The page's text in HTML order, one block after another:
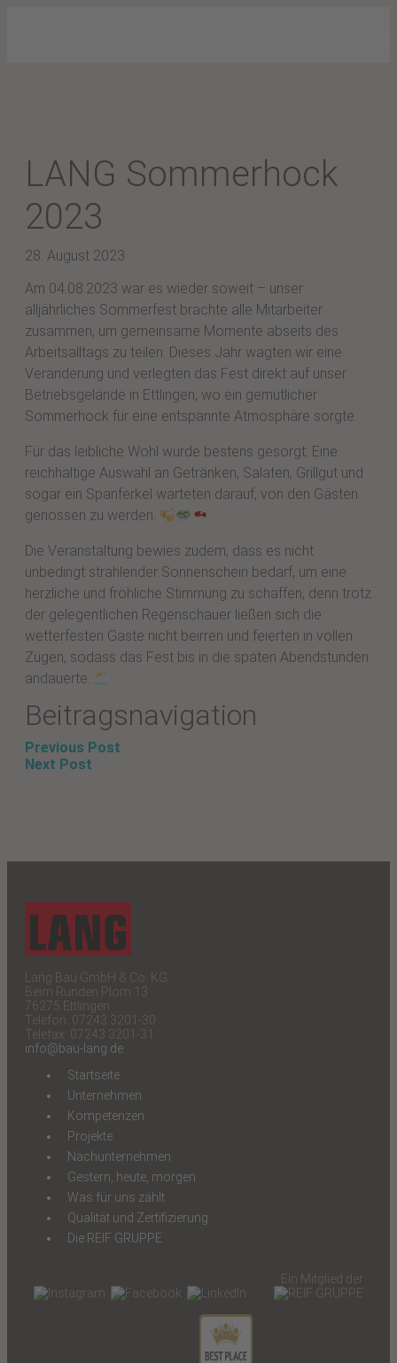
LANG Sommerhock
2023
28. August 2023
Am 04.08.2023 war es wieder soweit – unser
alljährliches Sommerfest brachte alle Mitarbeiter
zusammen, um gemeinsame Momente abseits des
Arbeitsalltags zu teilen. Dieses Jahr wagten wir eine
Veränderung und verlegten das Fest direkt auf unser
Betriebsgelände in Ettlingen, wo ein gemütlicher
Sommerhock für eine entspannte Atmosphäre sorgte.
Für das leibliche Wohl wurde bestens gesorgt: Eine
reichhaltige Auswahl an Getränken, Salaten, Grillgut und
sogar ein Spanferkel warteten darauf, von den Gästen
genossen zu werden.
Die Veranstaltung bewies zudem, dass es nicht
unbedingt strahlender Sonnenschein bedarf, um eine
herzliche und fröhliche Stimmung zu schaffen, denn trotz
der gelegentlichen Regenschauer ließen sich die
wetterfesten Gäste nicht beirren und feierten in vollen
Zügen, sodass das Fest bis in die späten Abendstunden
andauerte.
Beitragsnavigation
Previous Post
Next Post
Lang Bau GmbH & Co. KG
Beim Runden Plom 13
76275 Ettlingen
Telefon: 07243 3201-30
Telefax: 07243 3201-31
info@bau-lang.de
Startseite
Unternehmen
Kompetenzen
Projekte
Nachunternehmen
Gestern, heute, morgen
Was für uns zählt
Qualität und Zertifizierung
Die REIF GRUPPE
Ein Mitglied der